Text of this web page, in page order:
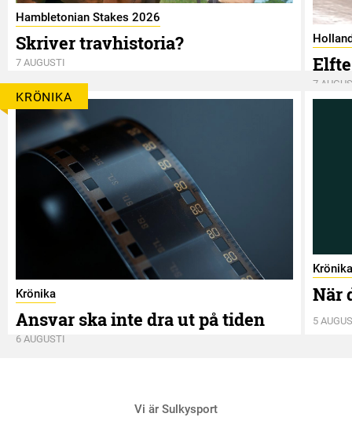
Hambletonian Stakes 2026
Skriver travhistoria?
7 AUGUSTI
7
KRÖNIKA
Krönika
Ansvar ska inte dra ut på tiden
6 AUGUSTI
Krönika
När
5
Vi är Sulkysport